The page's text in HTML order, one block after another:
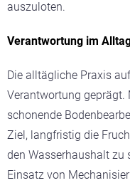
auszuloten.
Verantwortung im
Die alltägliche Praxis
Verantwortung geprägt.
schonende
Ziel, langfristig die
den Wasserhaushalt zu
Einsatz von